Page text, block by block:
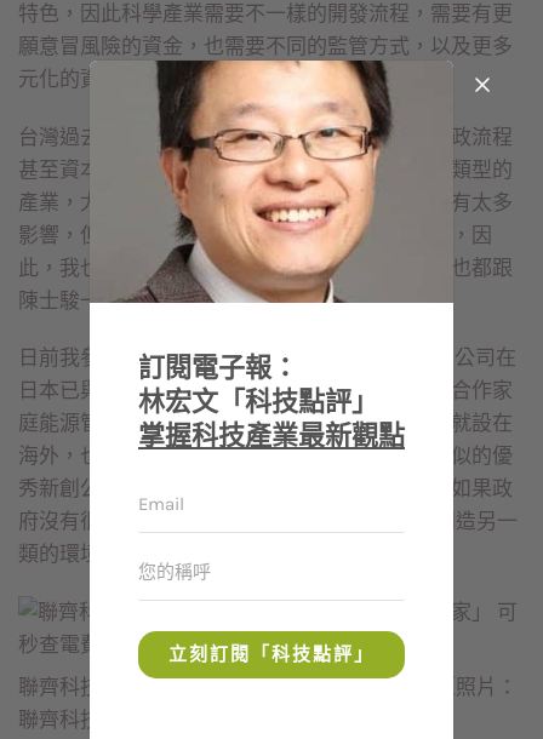
特色，因此科學產業需要不一樣的開發流程，需要有更
願意冒風險的資金，也需要不同的監管方式，以及更多
元化的資本市場。
台灣過去以工程產業為主，整個法規、制度、行政流程
甚至資本市場，也都適用於工程產業，對於這些類型的
產業，尤其是比較成熟或規模較大的企業，都沒有太多
影響，但對於新產業或較小型的公司影響就很大，因
此，我也觀察到，許多台灣新興產業的創業家，也都跟
陳士駿一樣，已有轉往國外發展的想法與作法。
日前我參加聯齊科技(NextDrive)的記者會，這家公司在
日本已與多家電力公司合作，此次則宣布與台電合作家
庭能源管理商機。據了解，這家優秀的新創公司就設在
海外，也沒有打算在台灣掛牌上市，而我遇到類似的優
秀新創公司都是如此，其中有不少是生技產業。如果政
府沒有很大的決心，想要從top-down去改變及創造另一
類的環境，台灣的新產業發展一定很難看好。
聯齊科技宣布與台電合作家庭能源管理商機。 （照片：
聯齊科技公司）
訂閱電子報：
林宏文「科技點評」
掌握科技產業最新觀點
立刻訂閱「科技點評」